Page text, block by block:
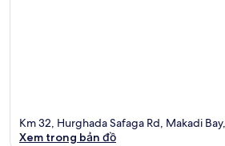
Km 32, Hurghada Safaga Rd, Makadi
Xem trong bản đồ